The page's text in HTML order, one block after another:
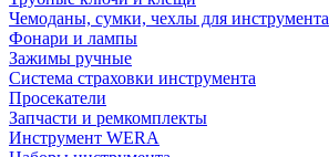
Чемоданы, сумки, чехлы для инструмента
Фонари и лампы
Зажимы ручные
Система страховки инструмента
Просекатели
Запчасти и ремкомплекты
Инструмент WERA